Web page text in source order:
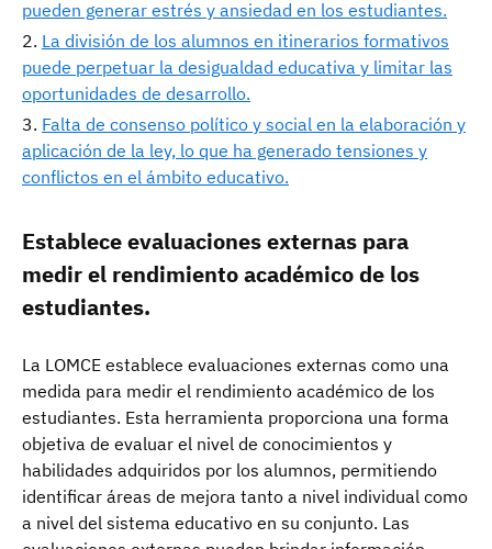
pueden generar estrés y ansiedad en los estudiantes.
La división de los alumnos en itinerarios formativos
puede perpetuar la desigualdad educativa y limitar las
oportunidades de desarrollo.
Falta de consenso político y social en la elaboración y
aplicación de la ley, lo que ha generado tensiones y
conflictos en el ámbito educativo.
Establece evaluaciones externas para
medir el rendimiento académico de los
estudiantes.
La LOMCE establece evaluaciones externas como una
medida para medir el rendimiento académico de los
estudiantes. Esta herramienta proporciona una forma
objetiva de evaluar el nivel de conocimientos y
habilidades adquiridos por los alumnos, permitiendo
identificar áreas de mejora tanto a nivel individual como
a nivel del sistema educativo en su conjunto. Las